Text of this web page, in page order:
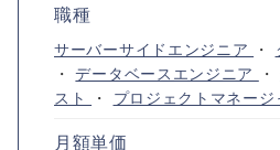
職種
サーバーサイドエンジニア ・
・データベースエンジニア ・
スト
・ プロジェクトマネージ
月額単価